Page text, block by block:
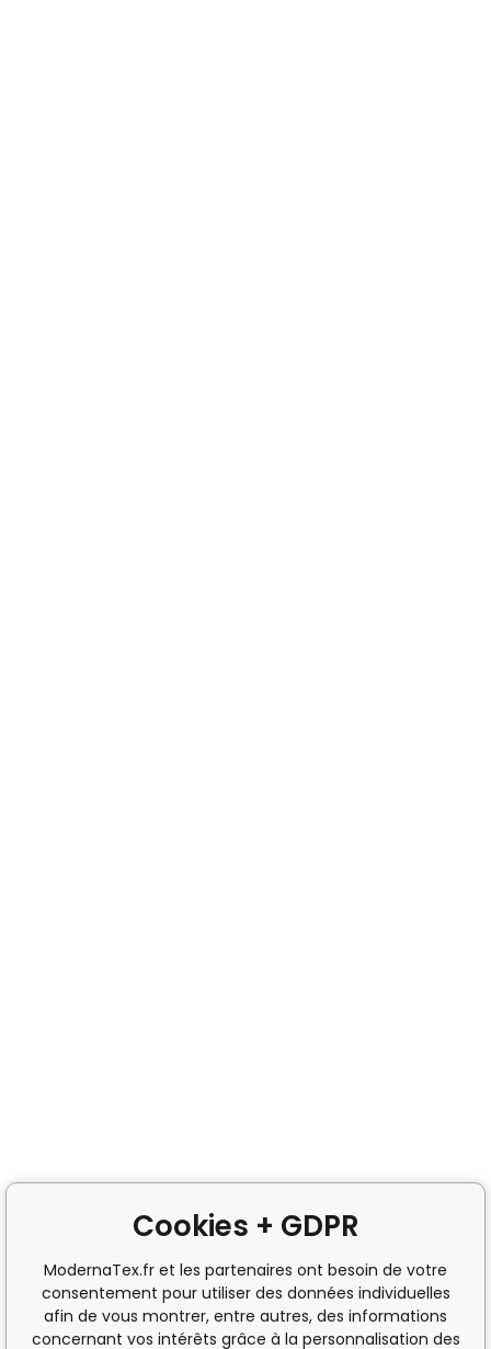
Cookies + GDPR
ModernaTex.fr et les partenaires ont besoin de votre
consentement pour utiliser des données individuelles
afin de vous montrer, entre autres, des informations
concernant vos intérêts grâce à la personnalisation des